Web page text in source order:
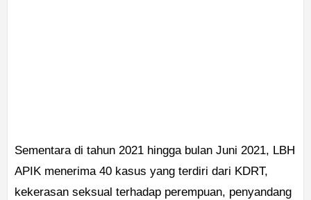
Sementara di tahun 2021 hingga bulan Juni 2021, LBH
APIK menerima 40 kasus yang terdiri dari KDRT,
kekerasan seksual terhadap perempuan, penyandang